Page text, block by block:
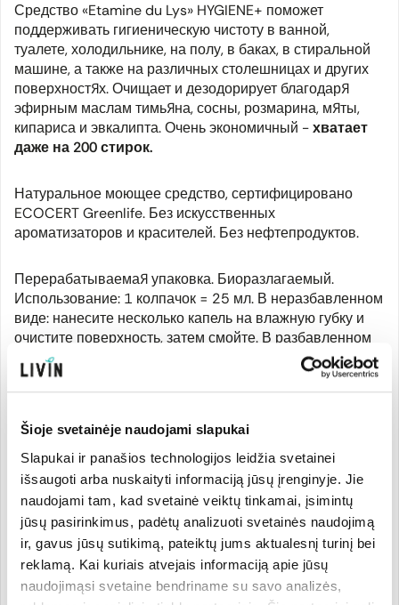
Šioje svetainėje naudojami slapukai
Slapukai ir panašios technologijos leidžia svetainei
išsaugoti arba nuskaityti informaciją jūsų įrenginyje. Jie
naudojami tam, kad svetainė veiktų tinkamai, įsimintų
jūsų pasirinkimus, padėtų analizuoti svetainės naudojimą
ir, gavus jūsų sutikimą, pateiktų jums aktualesnį turinį bei
reklamą. Kai kuriais atvejais informaciją apie jūsų
naudojimąsi svetaine bendriname su savo analizės,
Средство «Etamine du Lys» HYGIENE+ поможет
поддерживать гигиеническую чистоту в ванной,
туалете, холодильнике, на полу, в баках, в стиральной
машине, а также на различных столешницах и других
поверхностях. Очищает и дезодорирует благодаря
эфирным маслам тимьяна, сосны, розмарина, мяты,
кипариса и эвкалипта. Очень экономичный -хватает
даже на 200 стирок.
Натуральное моющее средство, сертифицировано
ECOCERT Greenlife. Без искусственных
ароматизаторов и красителей. Без нефтепродуктов.
Перерабатываемая упаковка. Биоразлагаемый.
Использование: 1 колпачок = 25 мл. В неразбавленном
виде: нанесите несколько капель на влажную губку и
очистите поверхность, затем смойте. В разбавленном
виде: отдельно или в сочетании с универсальным
чистящим средством или средством для пола «Etamine
du Lys», 5 мл на литр воды. В стиральной машине:
Внимание! Хранить в недоступном для детей месте.
Производитель
Страна бренда:
Код товара: 07000001213